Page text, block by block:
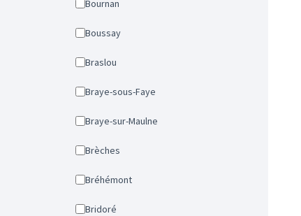
Bournan
Boussay
Braslou
Braye-sous-Faye
Braye-sur-Maulne
Brèches
Bréhémont
Bridoré